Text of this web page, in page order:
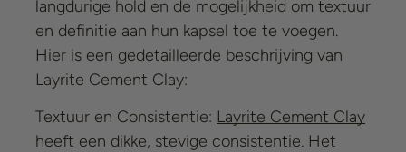
langdurige hold en de mogelijkheid om textuur
en definitie aan hun kapsel toe te voegen.
Hier is een gedetailleerde beschrijving van
Layrite Cement Clay:
Textuur en Consistentie: Layrite Cement Clay
heeft een dikke, stevige consistentie. Het